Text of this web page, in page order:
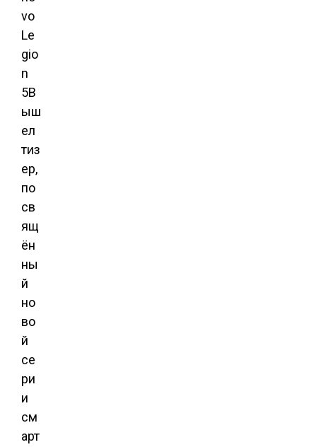
vo
Le
gio
n
5В
ыш
ел
тиз
ер,
по
св
ящ
ён
ны
й
но
во
й
се
ри
и
см
арт